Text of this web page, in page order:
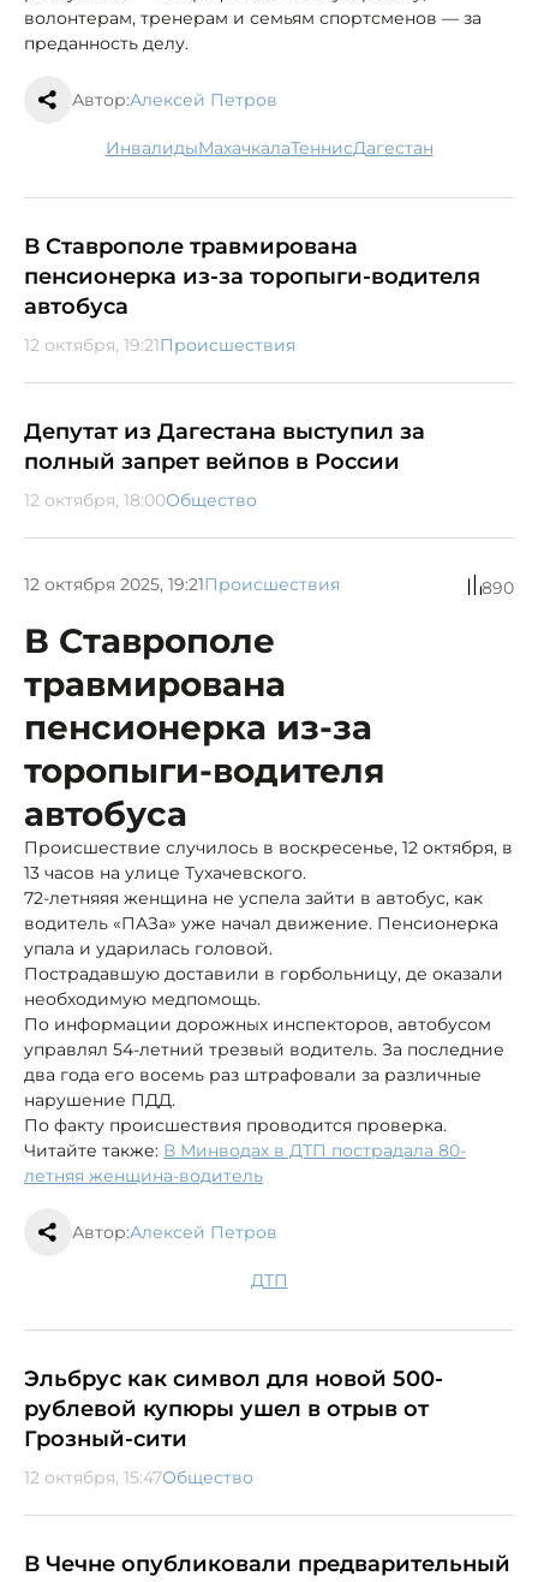
волонтерам, тренерам и семьям спортсменов — за
преданность делу.
Автор:Алексей Петров
инвалиды Махачкала теннис Дагестан
В Ставрополе травмирована
пенсионерка из-за торопыги-водителя
автобуса
12 октября, 19:21Происшествия
Депутат из Дагестана выступил за
полный запрет вейпов в России
12 октября, 18:00Общество
12 октября 2025, 19:21Происшествия 890
В Ставрополе
травмирована
пенсионерка из-за
торопыги-водителя
автобуса
Происшествие случилось в воскресенье, 12 октября, в
13 часов на улице Тухачевского.
72-летняяя женщина не успела зайти в автобус, как
водитель «ПАЗа» уже начал движение. Пенсионерка
упала и ударилась головой.
Пострадавшую доставили в горбольницу, де оказали
необходимую медпомощь.
По информации дорожных инспекторов, автобусом
управлял 54-летний трезвый водитель. За последние
два года его восемь раз штрафовали за различные
нарушение ПДД.
По факту происшествия проводится проверка.
Читайте также: В Минводах в ДТП пострадала 80-
летняя женщина-водитель
Автор:Алексей Петров
ДТП
Эльбрус как символ для новой 500-
рублевой купюры ушел в отрыв от
Грозный-сити
12 октября, 15:47Общество
В Чечне опубликовали предварительный